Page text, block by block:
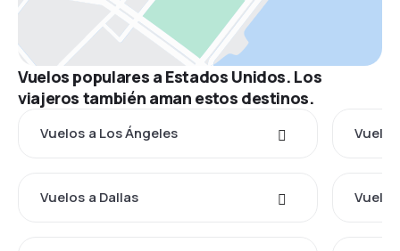
Vuelos populares a Estados Unidos. Los
viajeros también aman estos destinos.
Vuelos a Los Ángeles
Vuelos a Dallas